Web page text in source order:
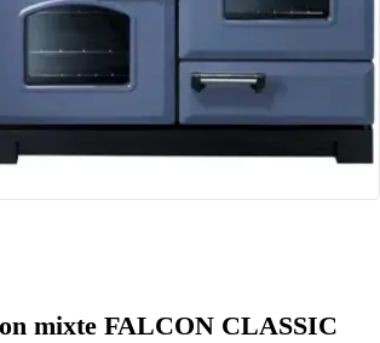
mixte FALCON CLASSIC